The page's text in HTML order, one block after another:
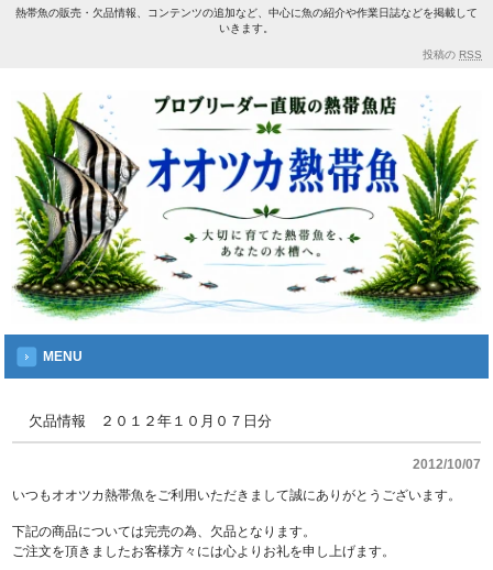
熱帯魚の販売・欠品情報、コンテンツの追加など、中心に魚の紹介や作業日誌などを掲載して
いきます。
投稿の RSS
MENU
欠品情報 ２０１２年１０月０７日分
2012/10/07
いつもオオツカ熱帯魚をご利用いただきまして誠にありがとうございます。
下記の商品については完売の為、欠品となります。
ご注文を頂きましたお客様方々には心よりお礼を申し上げます。